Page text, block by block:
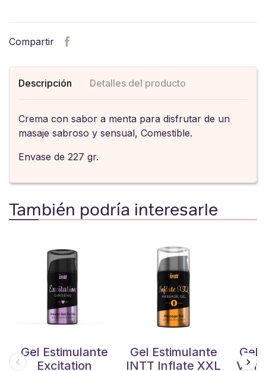
Compartir
Descripción Detalles del producto
Crema con sabor a menta para disfrutar de un
masaje sabroso y sensual, Comestible.
Envase de 227 gr.
También podría interesarle
Gel Estimulante
Excitation
Gel Estimulante
INTT Inflate XXL
Gel